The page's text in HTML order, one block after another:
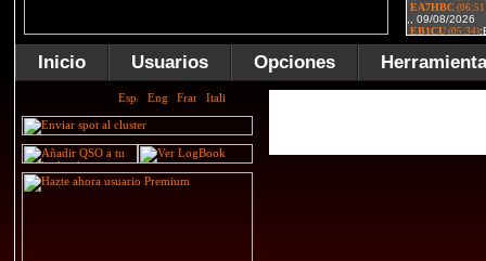
Inicio Usuarios Opciones